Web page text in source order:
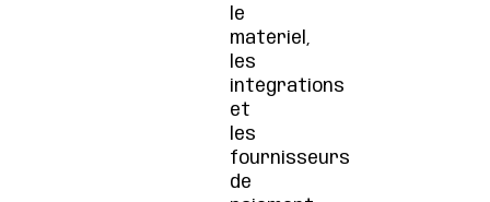
le
matériel,
les
intégrations
et
les
fournisseurs
de